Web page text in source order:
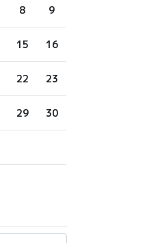
8 9
15 16
22 23
29 30